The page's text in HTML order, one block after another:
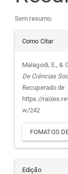
Sem resumo.
do
Como Citar
Malagodi, E., &
De Ciências
Recuperado de
https://
w/242
FOMATOS
Edição